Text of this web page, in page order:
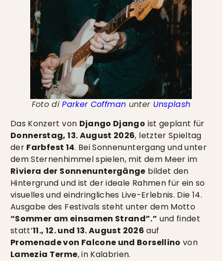
Foto diParker Coffman unter Unsplash
Das Konzert von Django Django ist geplant für
Donnerstag, 13. August 2026, letzter Spieltag
der Farbfest 14. Bei Sonnenuntergang und unter
dem Sternenhimmel spielen, mit dem Meer im
Riviera der Sonnenuntergänge bildet den
Hintergrund und ist der ideale Rahmen für ein so
visuelles und eindringliches Live-Erlebnis. Die 14.
Ausgabe des Festivals steht unter dem Motto
“Sommer am einsamen Strand”.” und findet
statt’11., 12. und 13. August 2026 auf
Promenade von Falcone und Borsellino von
Lamezia Terme, in Kalabrien.